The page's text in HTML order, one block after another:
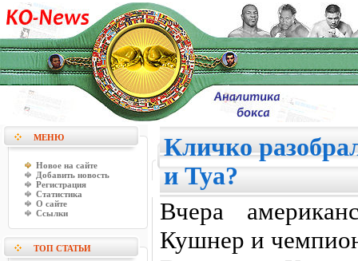
МЕНЮ
Новое на сайте
Добавить новость
Регистрация
Статистика
О сайте
Ссылки
ТОП СТАТЬИ
Кличко
и Туа?
Вчера
Кушнер и